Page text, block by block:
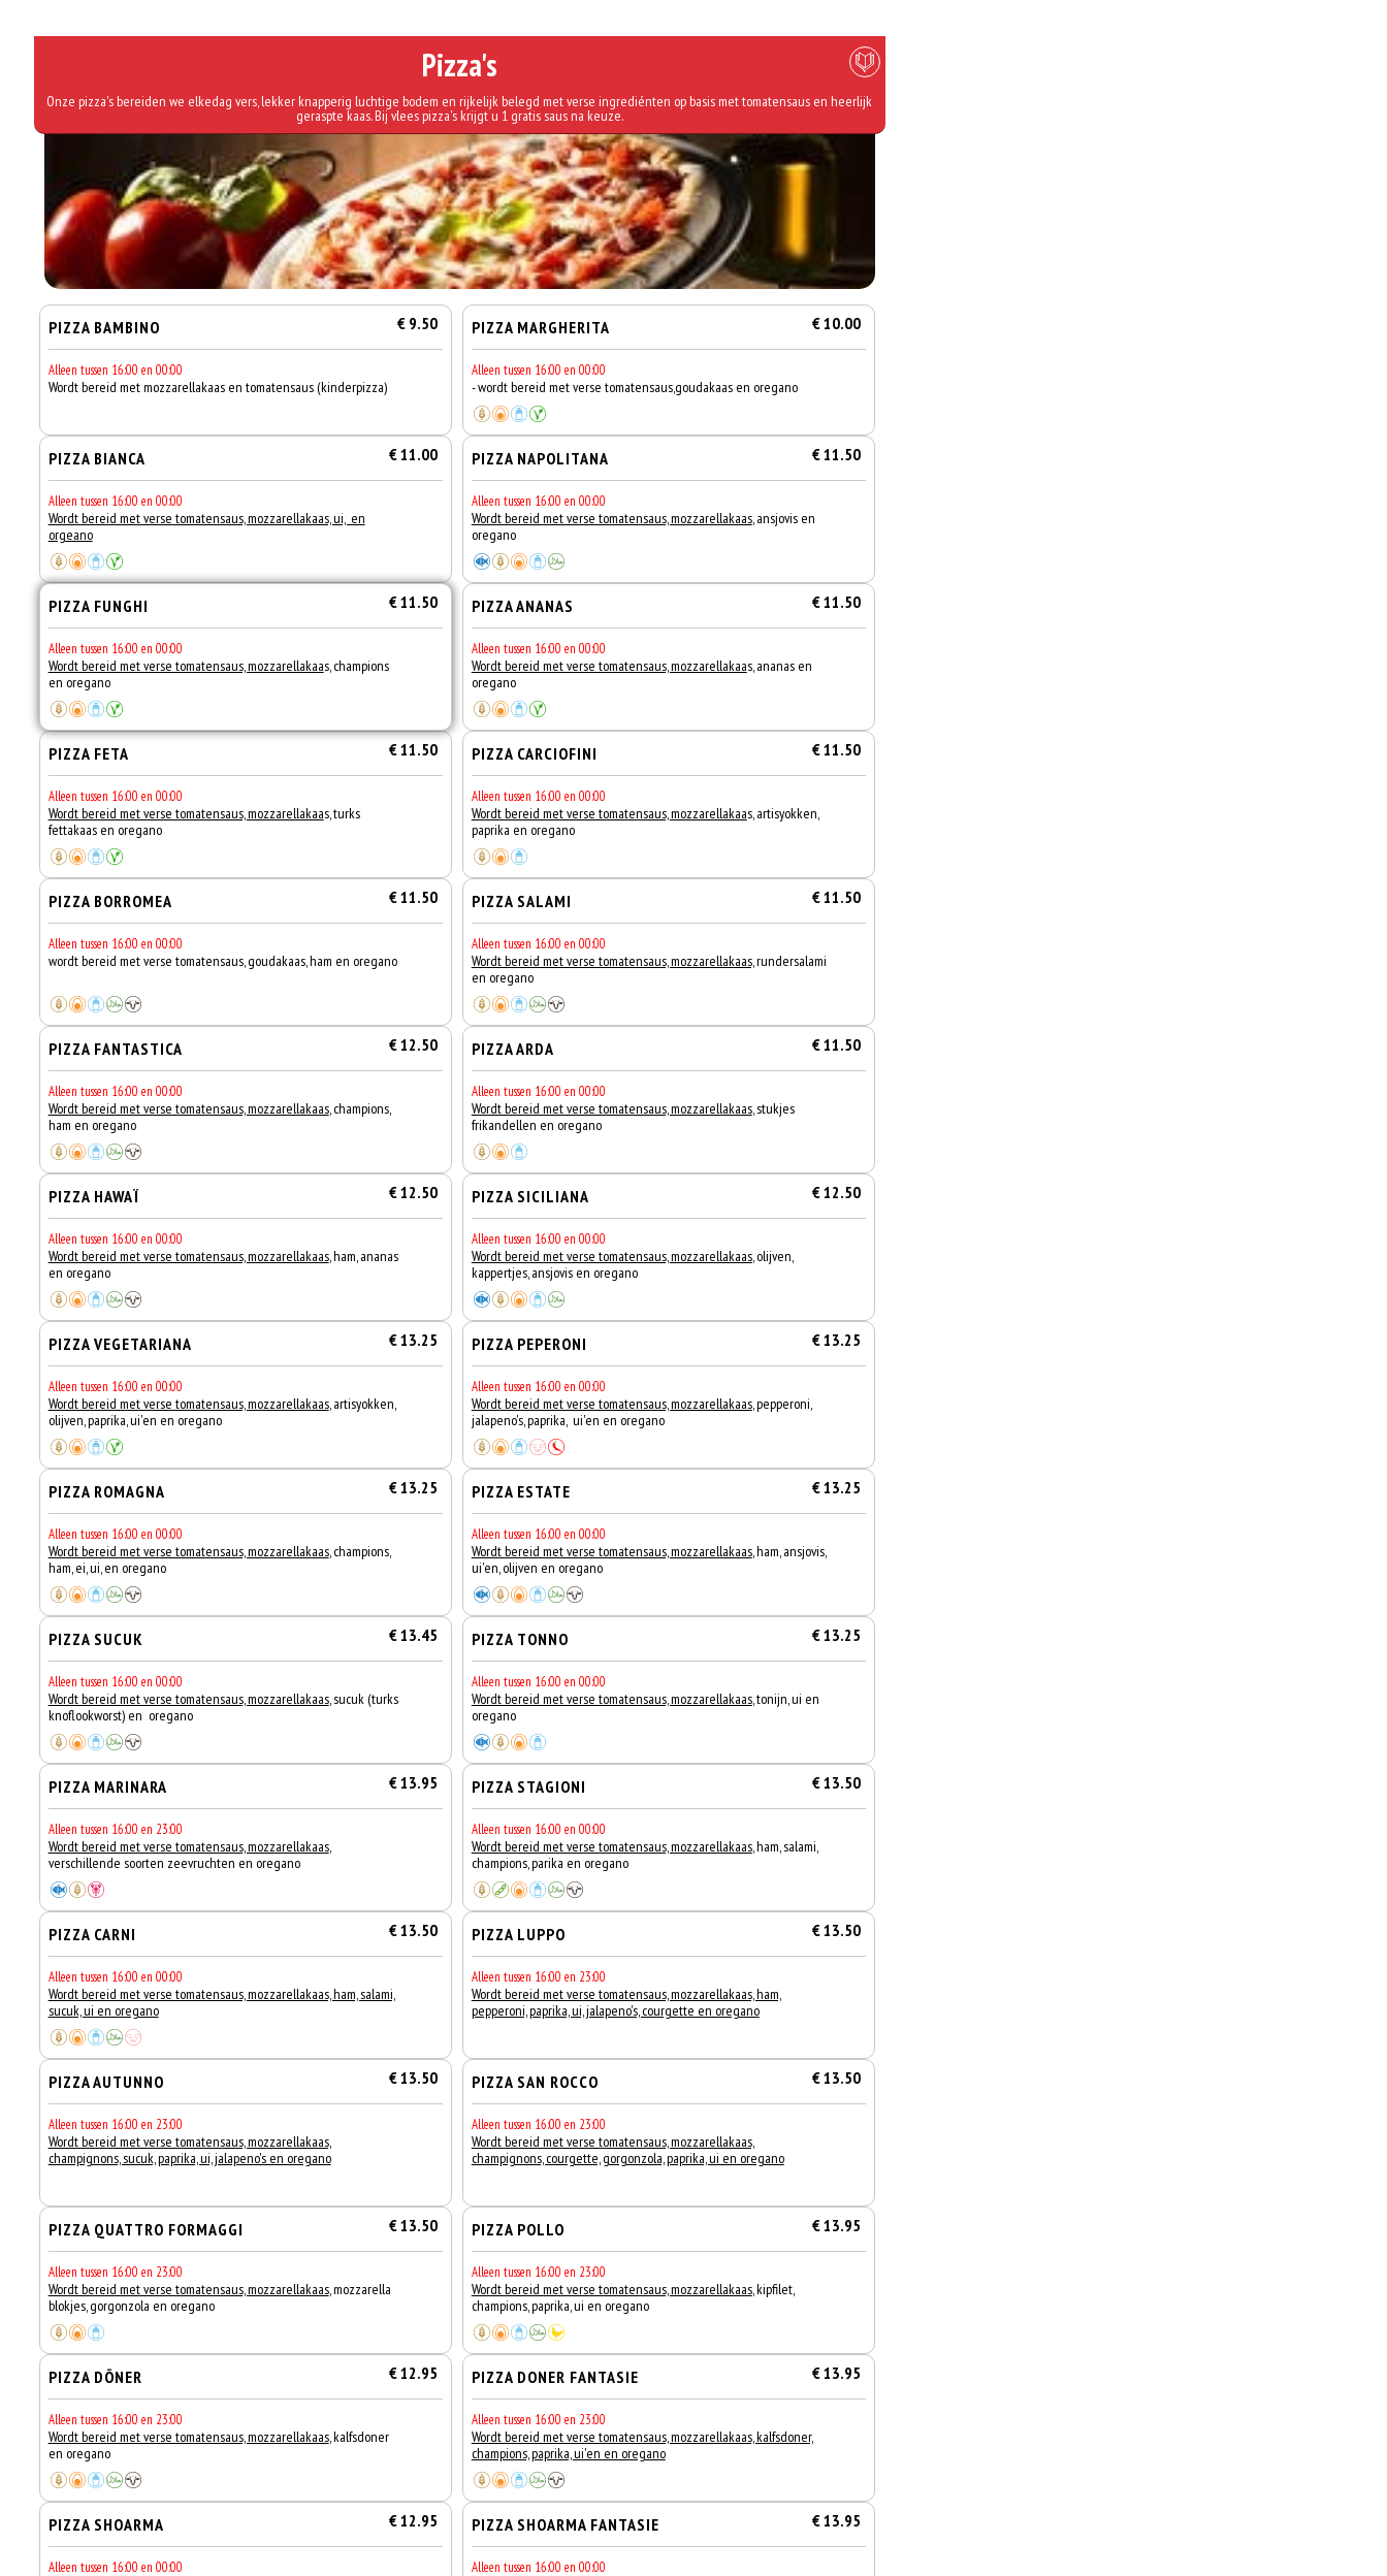
Pizza's
Onze pizza's bereiden we elkedag vers, lekker knapperig luchtige bodem en rijkelijk belegd met verse ingrediénten op basis met tomatensaus en heerlijk
geraspte kaas. Bij vlees pizza's krijgt u 1 gratis saus na keuze.
PIZZA BAMBINO € 9.50
Alleen tussen 16:00 en 00:00
Wordt bereid met mozzarellakaas en tomatensaus (kinderpizza)
PIZZA MARGHERITA € 10.00
Alleen tussen 16:00 en 00:00
- wordt bereid met verse tomatensaus,goudakaas en oregano
PIZZA BIANCA € 11.00
Alleen tussen 16:00 en 00:00
Wordt bereid met verse tomatensaus, mozzarellakaas, ui, en
orgeano
PIZZA NAPOLITANA € 11.50
Alleen tussen 16:00 en 00:00
Wordt bereid met verse tomatensaus, mozzarellakaas, ansjovis en
oregano
PIZZA FUNGHI € 11.50
Alleen tussen 16:00 en 00:00
Wordt bereid met verse tomatensaus, mozzarellakaas, champions
en oregano
PIZZA ANANAS € 11.50
Alleen tussen 16:00 en 00:00
Wordt bereid met verse tomatensaus, mozzarellakaas, ananas en
oregano
PIZZA FETA € 11.50
Alleen tussen 16:00 en 00:00
Wordt bereid met verse tomatensaus, mozzarellakaas, turks
fettakaas en oregano
PIZZA CARCIOFINI € 11.50
Alleen tussen 16:00 en 00:00
Wordt bereid met verse tomatensaus, mozzarellakaas, artisyokken,
paprika en oregano
PIZZA BORROMEA € 11.50
Alleen tussen 16:00 en 00:00
wordt bereid met verse tomatensaus, goudakaas, ham en oregano
PIZZA SALAMI € 11.50
Alleen tussen 16:00 en 00:00
Wordt bereid met verse tomatensaus, mozzarellakaas,rundersalami
en oregano
PIZZA FANTASTICA € 12.50
Alleen tussen 16:00 en 00:00
Wordt bereid met verse tomatensaus, mozzarellakaas, champions,
ham en oregano
PIZZA ARDA € 11.50
Alleen tussen 16:00 en 00:00
Wordt bereid met verse tomatensaus, mozzarellakaas, stukjes
frikandellen en oregano
PIZZA HAWAÏ € 12.50
Alleen tussen 16:00 en 00:00
Wordt bereid met verse tomatensaus, mozzarellakaas, ham, ananas
en oregano
PIZZA SICILIANA € 12.50
Alleen tussen 16:00 en 00:00
Wordt bereid met verse tomatensaus, mozzarellakaas, olijven,
kappertjes, ansjovis en oregano
PIZZA VEGETARIANA € 13.25
Alleen tussen 16:00 en 00:00
Wordt bereid met verse tomatensaus, mozzarellakaas, artisyokken,
olijven, paprika, ui'en en oregano
PIZZA PEPERONI € 13.25
Alleen tussen 16:00 en 00:00
Wordt bereid met verse tomatensaus, mozzarellakaas, pepperoni,
jalapeno's, paprika, ui'en en oregano
PIZZA ROMAGNA € 13.25
Alleen tussen 16:00 en 00:00
Wordt bereid met verse tomatensaus, mozzarellakaas, champions,
ham, ei, ui, en oregano
PIZZA ESTATE € 13.25
Alleen tussen 16:00 en 00:00
Wordt bereid met verse tomatensaus, mozzarellakaas, ham, ansjovis,
ui'en, olijven en oregano
PIZZA SUCUK € 13.45
Alleen tussen 16:00 en 00:00
Wordt bereid met verse tomatensaus, mozzarellakaas, sucuk (turks
knoflookworst) en oregano
PIZZA TONNO € 13.25
Alleen tussen 16:00 en 00:00
Wordt bereid met verse tomatensaus, mozzarellakaas, tonijn, ui en
oregano
PIZZA MARINARA € 13.95
Alleen tussen 16:00 en 23:00
Wordt bereid met verse tomatensaus, mozzarellakaas,
verschillende soorten zeevruchten en oregano
PIZZA STAGIONI € 13.50
Alleen tussen 16:00 en 00:00
Wordt bereid met verse tomatensaus, mozzarellakaas, ham, salami,
champions, parika en oregano
PIZZA CARNI € 13.50
Alleen tussen 16:00 en 00:00
Wordt bereid met verse tomatensaus, mozzarellakaas, ham, salami,
sucuk, ui en oregano
PIZZA LUPPO € 13.50
Alleen tussen 16:00 en 23:00
Wordt bereid met verse tomatensaus, mozzarellakaas, ham,
pepperoni, paprika, ui, jalapeno's, courgette en oregano
PIZZA AUTUNNO € 13.50
Alleen tussen 16:00 en 23:00
Wordt bereid met verse tomatensaus, mozzarellakaas,
champignons, sucuk, paprika, ui, jalapeno's en oregano
PIZZA SAN ROCCO € 13.50
Alleen tussen 16:00 en 23:00
Wordt bereid met verse tomatensaus, mozzarellakaas,
champignons, courgette, gorgonzola, paprika, ui en oregano
PIZZA QUATTRO FORMAGGI € 13.50
Alleen tussen 16:00 en 23:00
Wordt bereid met verse tomatensaus, mozzarellakaas, mozzarella
blokjes, gorgonzola en oregano
PIZZA POLLO € 13.95
Alleen tussen 16:00 en 23:00
Wordt bereid met verse tomatensaus, mozzarellakaas, kipfilet,
champions, paprika, ui en oregano
PIZZA DÖNER € 12.95
Alleen tussen 16:00 en 23:00
Wordt bereid met verse tomatensaus, mozzarellakaas, kalfsdoner
en oregano
PIZZA DONER FANTASIE € 13.95
Alleen tussen 16:00 en 23:00
Wordt bereid met verse tomatensaus, mozzarellakaas, kalfsdoner,
champions, paprika, ui'en en oregano
PIZZA SHOARMA € 12.95
Alleen tussen 16:00 en 00:00
PIZZA SHOARMA FANTASIE € 13.95
Alleen tussen 16:00 en 00:00